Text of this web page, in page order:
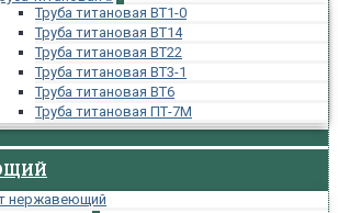
Труба титановая ВТ1-0
Труба титановая ВТ14
Труба титановая ВТ22
Труба титановая ВТ3-1
Труба титановая ВТ6
Труба титановая ПТ-7М
нержавеющий